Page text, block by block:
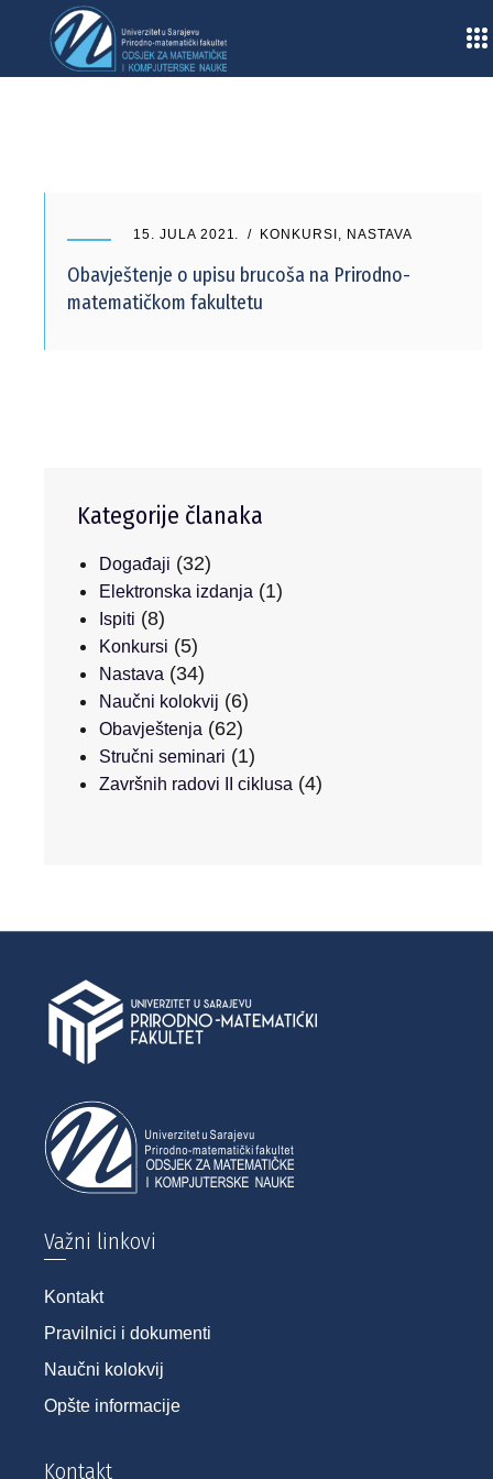
15. JULA 2021. KONKURSI , NASTAVA
Obavještenje o upisu brucoša na Prirodno-
matematičkom fakultetu
Kategorije članaka
Događaji (32)
Elektronska izdanja (1)
Ispiti (8)
Konkursi (5)
Nastava (34)
Naučni kolokvij (6)
Obavještenja (62)
Stručni seminari (1)
Završnih radovi II ciklusa (4)
Važni linkovi
Kontakt
Pravilnici i dokumenti
Naučni kolokvij
Opšte informacije
Kontakt